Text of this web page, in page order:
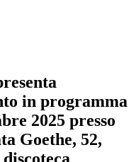
in programma
2025 presso
Goethe, 52,